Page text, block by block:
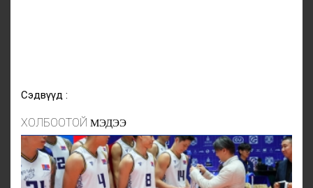
Сэдвүүд :
ХОЛБООТОЙ МЭДЭЭ